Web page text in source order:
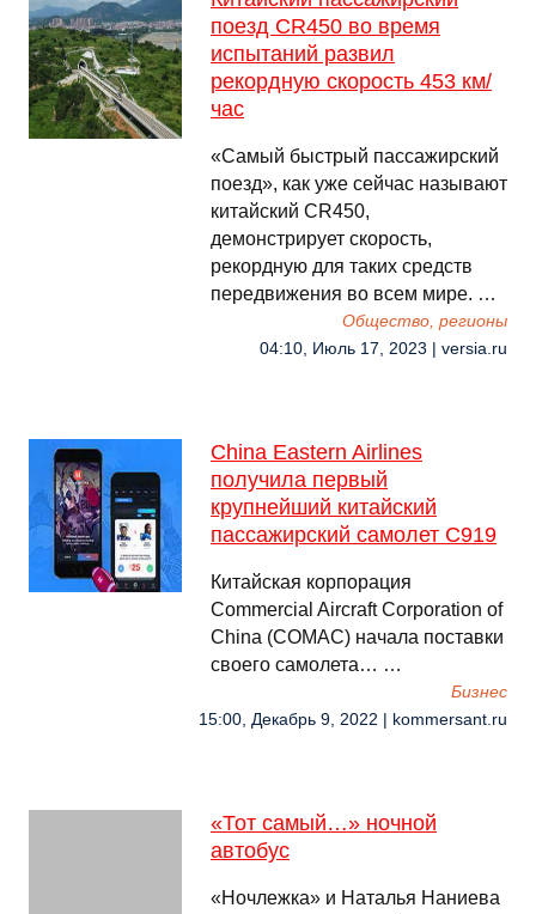
поезд CR450 во время
испытаний развил
рекордную скорость 453 км/
час
«Самый быстрый пассажирский
поезд», как уже сейчас называют
китайский CR450,
демонстрирует скорость,
рекордную для таких средств
передвижения во всем мире. …
Общество, регионы
04:10, Июль 17, 2023 | versia.ru
China Eastern Airlines
получила первый
крупнейший китайский
пассажирский самолет C919
Китайская корпорация
Commercial Aircraft Corporation of
China (COMAC) начала поставки
своего самолета… …
Бизнес
15:00, Декабрь 9, 2022 | kommersant.ru
«Тот самый…» ночной
автобус
«Ночлежка» и Наталья Наниева